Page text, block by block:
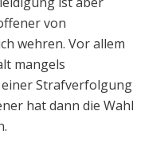
von
wehren. Vor allem
mangels
Strafverfolgung
hat dann die Wahl